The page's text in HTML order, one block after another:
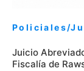
Policiales/
Juicio
Fiscalía de